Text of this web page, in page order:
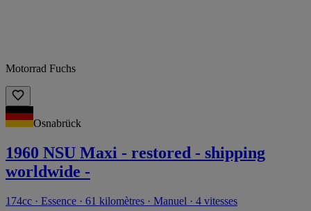
Motorrad Fuchs
Osnabrück
1960 NSU Maxi - restored - shipping
worldwide -
174cc · Essence · 61 kilomètres · Manuel · 4 vitesses